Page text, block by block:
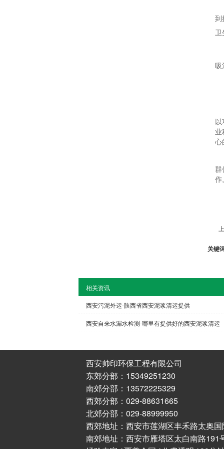
到
卫
吸
业
心
群
作
关键
相关资讯
西安污泥外运-陕西省西安泥浆清运提供
西安自来水漏水检测-哪里有提供好的西安泥浆清运
西安帅印环保工程有限公司
东郊分部：15349251230
南郊分部：13572225329
西郊分部：029-88631665
北郊分部：029-88999950
西郊地址：西安市莲湖区丰禾路太奥国
南郊地址：西安市雁塔区太白南路191